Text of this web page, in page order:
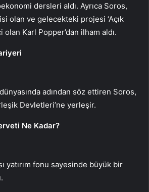
dersleri aldı. Ayrıca Soros,
olan ve gelecekteki projesi ‘Açık
olan Karl Popper’dan ilham aldı.
adından söz ettiren Soros,
Devletleri’ne yerleşir.
Ne Kadar?
yatırım fonu sayesinde büyük bir